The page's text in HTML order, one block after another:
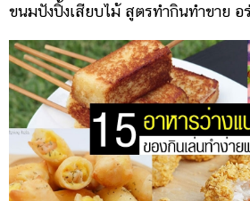
ขนมปังปิ้งเสียบไม้ สูตรทำกินทำขาย อ